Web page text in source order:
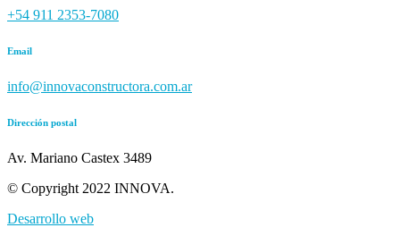
+54 911 2353-7080
Email
info@innovaconstructora.com.ar
Dirección postal
Av. Mariano Castex 3489
© Copyright 2022 INNOVA.
Desarrollo web